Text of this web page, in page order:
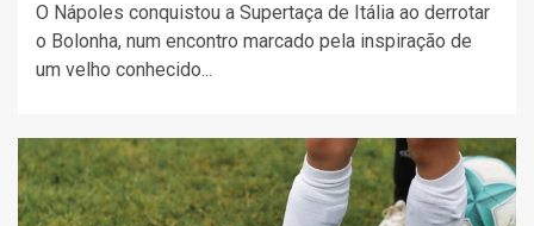
O Nápoles conquistou a Supertaça de Itália ao derrotar
o Bolonha, num encontro marcado pela inspiração de
um velho conhecido...